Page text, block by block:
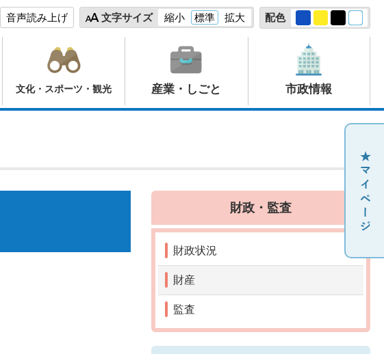
音声読み上げ 文字サイズ 縮小 標準 拡大 配色
文化・スポーツ・観光 産業・しごと 市政情報
財政・監査
財政状況
財産
監査